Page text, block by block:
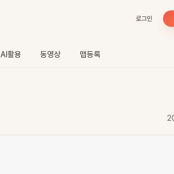
로그인
AI활용 동영상 맵등록